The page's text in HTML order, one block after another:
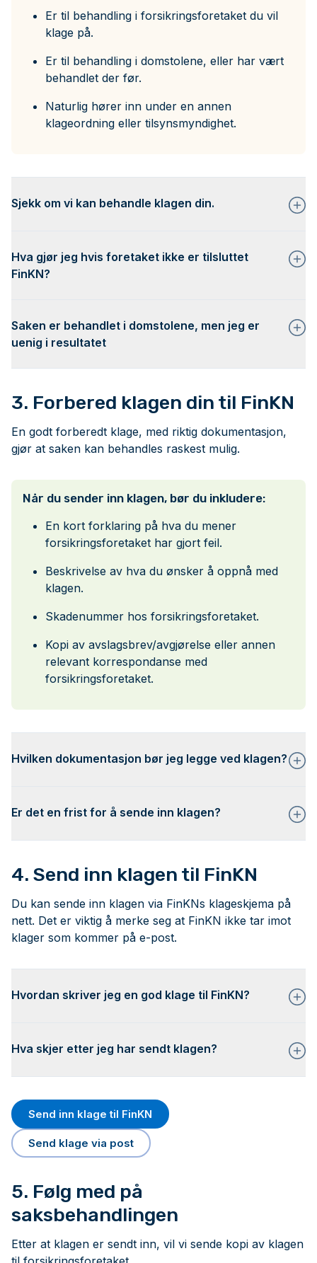
Er til behandling i forsikringsforetaket du vil
klage på.
Er til behandling i domstolene, eller har vært
behandlet der før.
Naturlig hører inn under en annen
klageordning eller tilsynsmyndighet.
Sjekk om vi kan behandle klagen din.
Hva gjør jeg hvis foretaket ikke er tilsluttet
FinKN?
Saken er behandlet i domstolene, men jeg er
uenig i resultatet
3. Forbered klagen din til FinKN
En godt forberedt klage, med riktig dokumentasjon,
gjør at saken kan behandles raskest mulig.
Når du sender inn klagen, bør du inkludere:
En kort forklaring på hva du mener
forsikringsforetaket har gjort feil.
Beskrivelse av hva du ønsker å oppnå med
klagen.
Skadenummer hos forsikringsforetaket.
Kopi av avslagsbrev/avgjørelse eller annen
relevant korrespondanse med
forsikringsforetaket.
Hvilken dokumentasjon bør jeg legge ved klagen?
Er det en frist for å sende inn klagen?
4. Send inn klagen til FinKN
Du kan sende inn klagen via FinKNs klageskjema på
nett. Det er viktig å merke seg at FinKN ikke tar imot
klager som kommer på e-post.
Hvordan skriver jeg en god klage til FinKN?
Hva skjer etter jeg har sendt klagen?
Send inn klage til FinKN
Send klage via post
5. Følg med på
saksbehandlingen
Etter at klagen er sendt inn, vil vi sende kopi av klagen